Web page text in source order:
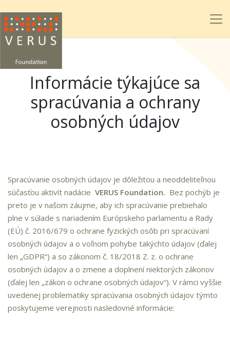
Informácie týkajúce sa
spracúvania a ochrany
osobných údajov
Spracúvanie osobných údajov je dôležitou a neoddeliteľnou
súčasťou aktivít nadácie VERUS Foundation. Bez pochýb je
preto je v našom záujme, aby ich spracúvanie prebiehalo
plne v súlade s nariadením Európskeho parlamentu a Rady
(EÚ) č. 2016/679 o ochrane fyzických osôb pri spracúvaní
osobných údajov a o voľnom pohybe takýchto údajov (ďalej
len „GDPR“) a so zákonom č. 18/2018 Z. z. o ochrane
osobných údajov a o zmene a doplnení niektorých zákonov
(ďalej len „zákon o ochrane osobných údajov“). V rámci vyššie
uvedenej problematiky spracúvania osobných údajov týmto
poskytujeme verejnosti nasledovné informácie: